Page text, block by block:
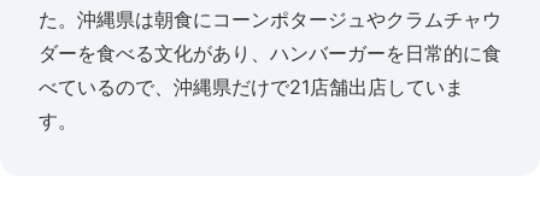
た。沖縄県は朝食にコーンポタージュやクラムチャウ
ダーを食べる文化があり、ハンバーガーを日常的に食
べているので、沖縄県だけで21店舗出店していま
す。